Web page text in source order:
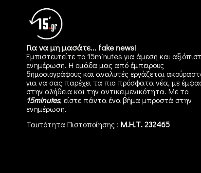
Για να μη μασάτε... fake news!
Εμπιστευτείτε το 15minutes για άμεση και
ενημέρωση. Η ομάδα μας από έμπειρους
δημοσιογράφους και αναλυτές εργάζεται
για να σας παρέχει τα πιο πρόσφατα νέα, με
στην αλήθεια και την αντικειμενικότητα. Με το
15minutes, είστε πάντα ένα βήμα μπροστά στην
ενημέρωση.
Ταυτότητα Πιστοποίησης : Μ.Η.Τ. 232465